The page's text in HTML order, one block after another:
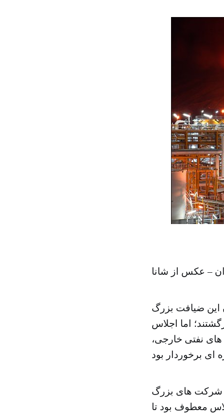
– عکس از شانا
این ضیافت بزرگ
اما اجلاس
نفتی خارجی،
شرکت‌ های بزرگ
معطوف بود تا